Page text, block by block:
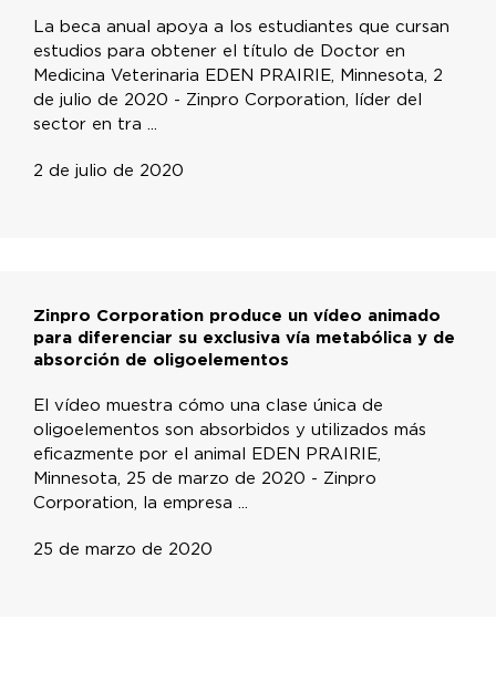
La beca anual apoya a los estudiantes que cursan
estudios para obtener el título de Doctor en
Medicina Veterinaria EDEN PRAIRIE, Minnesota, 2
de julio de 2020 - Zinpro Corporation, líder del
sector en tra ...
2 de julio de 2020
Zinpro Corporation produce un vídeo animado
para diferenciar su exclusiva vía metabólica y de
absorción de oligoelementos
El vídeo muestra cómo una clase única de
oligoelementos son absorbidos y utilizados más
eficazmente por el animal EDEN PRAIRIE,
Minnesota, 25 de marzo de 2020 - Zinpro
Corporation, la empresa ...
25 de marzo de 2020